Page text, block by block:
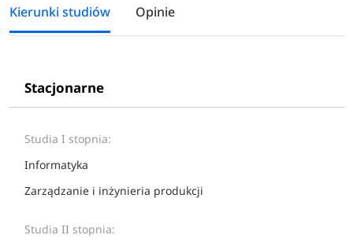
Kierunki studiów Opinie
Stacjonarne
Studia I stopnia:
Informatyka
Zarządzanie i inżynieria produkcji
Studia II stopnia: